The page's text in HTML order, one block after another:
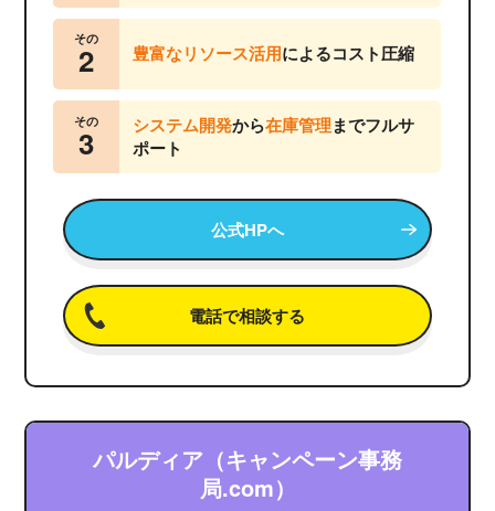
その
2 豊富なリソース活用によるコスト圧縮
その
3 システム開発から在庫管理までフルサ
ポート
公式HPへ
電話で相談する
パルディア（キャンペーン事務
局.com）